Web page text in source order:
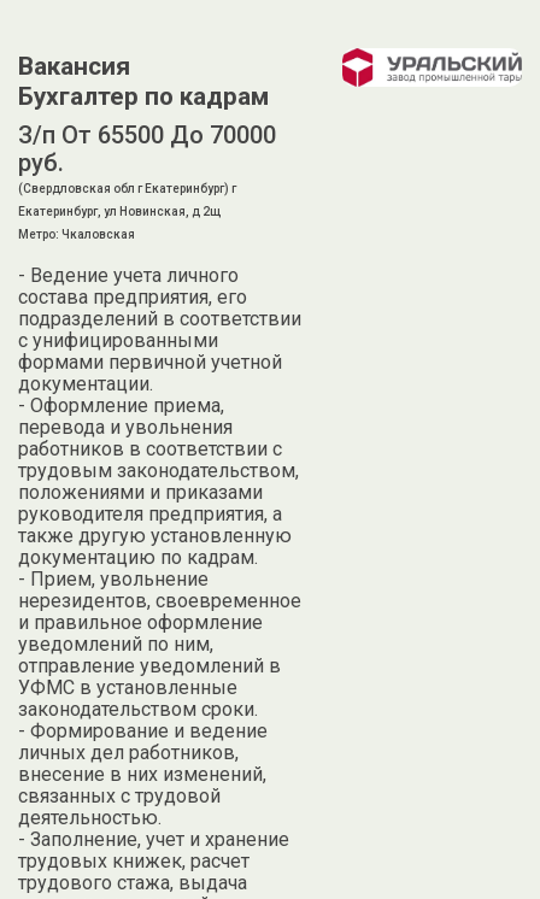
Вакансия
Бухгалтер по кадрам
З/п От 65500 До 70000
руб.
(Свердловская обл г Екатеринбург) г
Екатеринбург, ул Новинская, д 2щ
Метро: Чкаловская
- Ведение учета личного
состава предприятия, его
подразделений в соответствии
с унифицированными
формами первичной учетной
документации.
- Оформление приема,
перевода и увольнения
работников в соответствии с
трудовым законодательством,
положениями и приказами
руководителя предприятия, а
также другую установленную
документацию по кадрам.
- Прием, увольнение
нерезидентов, своевременное
и правильное оформление
уведомлений по ним,
отправление уведомлений в
УФМС в установленные
законодательством сроки.
- Формирование и ведение
личных дел работников,
внесение в них изменений,
связанных с трудовой
деятельностью.
- Заполнение, учет и хранение
трудовых книжек, расчет
трудового стажа, выдача